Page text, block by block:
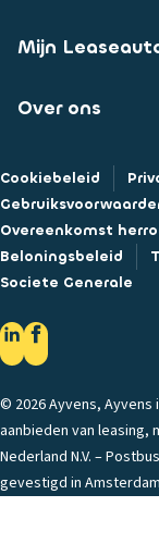
Mijn
Over ons
Cookiebeleid
Overeenkomst
Beloningsbeleid
Societe Generale
© 2026 Ayvens,
aanbieden van leasing,
Nederland N.V. –
gevestigd in